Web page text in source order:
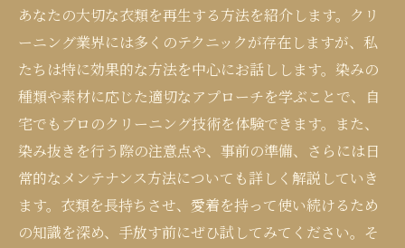
あなたの大切な衣類を再生する方法を紹介します。クリ
ーニング業界には多くのテクニックが存在しますが、私
たちは特に効果的な方法を中心にお話しします。染みの
種類や素材に応じた適切なアプローチを学ぶことで、自
宅でもプロのクリーニング技術を体験できます。また、
染み抜きを行う際の注意点や、事前の準備、さらには日
常的なメンテナンス方法についても詳しく解説していき
ます。衣類を長持ちさせ、愛着を持って使い続けるため
の知識を深め、手放す前にぜひ試してみてください。そ